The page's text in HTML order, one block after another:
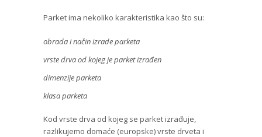
Parket ima nekoliko karakteristika kao što su:
obrada i način izrade parketa
vrste drva od kojeg je parket izrađen
dimenzije parketa
klasa parketa
Kod vrste drva od kojeg se parket izrađuje,
razlikujemo domaće (europske) vrste drveta i